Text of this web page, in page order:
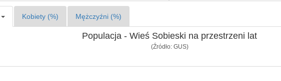
Kobiety (%) Mężczyźni (%)
Populacja - Wieś Sobieski na przestrzeni lat
(Źródło: GUS)